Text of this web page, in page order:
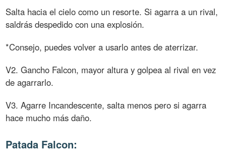
Salta hacia el cielo como un resorte. Si agarra a un rival,
saldrás despedido con una explosión.
*Consejo, puedes volver a usarlo antes de aterrizar.
V2. Gancho Falcon, mayor altura y golpea al rival en vez
de agarrarlo.
V3. Agarre Incandescente, salta menos pero si agarra
hace mucho más daño.
Patada Falcon: